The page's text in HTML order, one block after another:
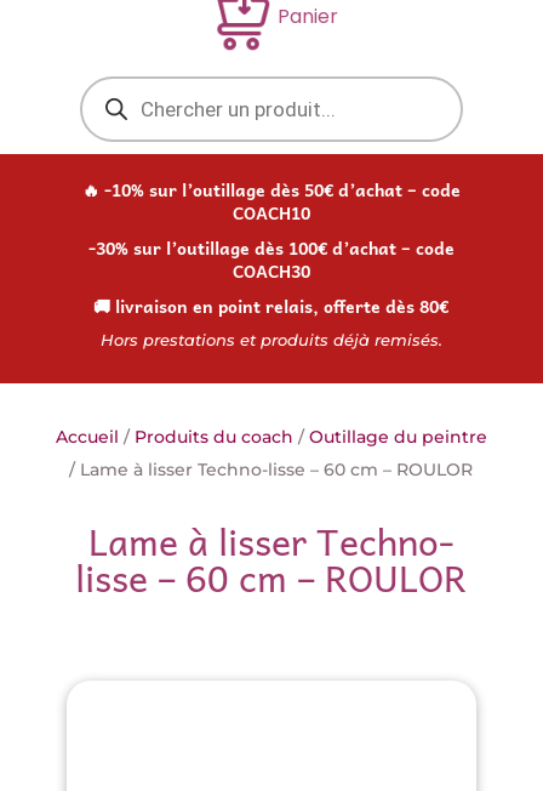
Panier
Recherche
de
produits
🔥 -10% sur l’outillage dès 50€ d’achat – code
COACH10
-30% sur l’outillage dès 100€ d’achat – code
COACH30
🚚 livraison en point relais, offerte dès 80€
Hors prestations et produits déjà remisés.
Accueil / Produits du coach /Outillage du peintre
/ Lame à lisser Techno-lisse – 60 cm – ROULOR
Lame à lisser Techno-
lisse – 60 cm – ROULOR